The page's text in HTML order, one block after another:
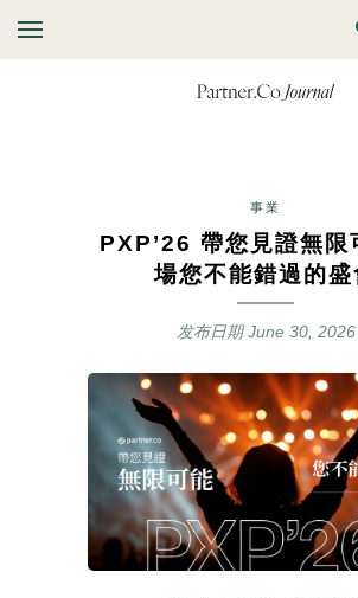
事業
PXP’26 帶您見證無限
場您不能錯過的盛
发布日期June 30, 2026